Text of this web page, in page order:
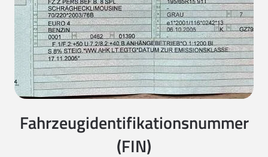
Fahrzeugidentifikationsnummer
(FIN)